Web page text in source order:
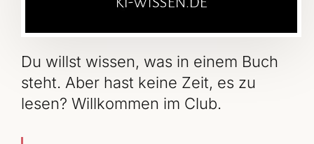
Du willst wissen, was in einem Buch
steht. Aber hast keine Zeit, es zu
lesen? Willkommen im Club.